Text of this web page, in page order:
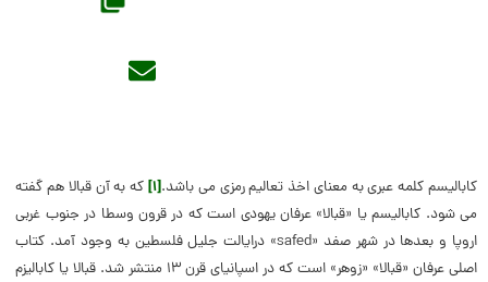
کابالیسم کلمه عبری به معنای اخذ تعالیم رمزی می باشد.[۱] که به آن قبالا هم گفته
می شود. کابالیسم یا «قبالا» عرفان یهودی است که در قرون وسطا در جنوب غربی
اروپا و بعدها در شهر صفد «safed» درایالت جلیل فلسطین به وجود آمد. کتاب
اصلی عرفان «قبالا» «زوهر» است که در اسپانیای قرن ۱۳ منتشر شد. قبالا یا کابالیزم